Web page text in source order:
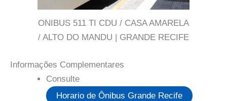
ONIBUS 511 TI CDU / CASA AMARELA
/ ALTO DO MANDU | GRANDE RECIFE
Informações Complementares
Consulte
Horario de Ônibus Grande Recife